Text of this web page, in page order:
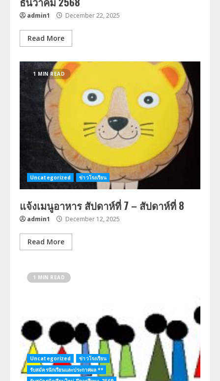
admin1 December 22, 2025
Read More
1 MIN READ
Uncategorized ข่าวโรงเรียน
แจ้งเมนูอาหาร สัปดาห์ที่ 7 – สัปดาห์ที่ 8
admin1 December 12, 2025
Read More
1 MIN READ
Uncategorized
ข่าวโรงเรียน
รับสมัครนักเรียนและประกาศผล **